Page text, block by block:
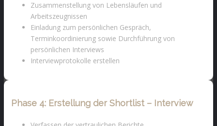
Zusammenstellung von Lebensläufen und
Arbeitszeugnissen
Einladung zum persönlichen Gespräch,
Terminkoordinierung sowie Durchführung von
persönlichen Interviews
Interviewprotokolle erstellen
Phase 4: Erstellung der Shortlist – Interview